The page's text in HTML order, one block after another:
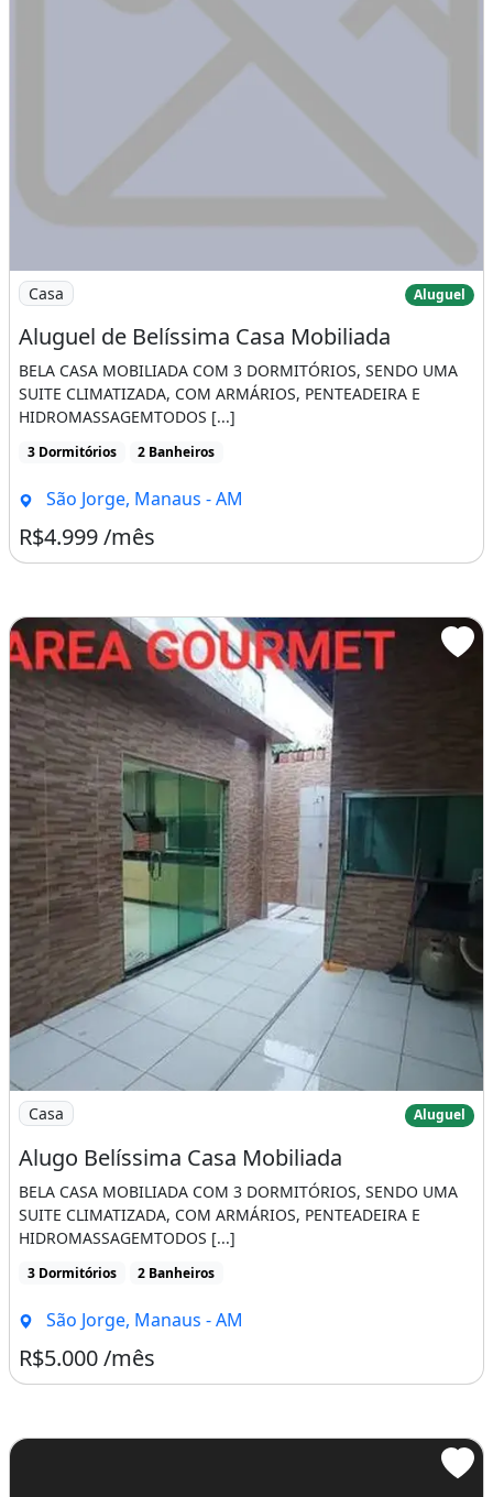
Imagem: Aluguel de Belíssima Casa Mobiliada
Casa Aluguel
Aluguel de Belíssima Casa Mobiliada
BELA CASA MOBILIADA COM 3 DORMITÓRIOS, SENDO UMA
SUITE CLIMATIZADA, COM ARMÁRIOS, PENTEADEIRA E
HIDROMASSAGEMTODOS [...]
3 Dormitórios 2 Banheiros
São Jorge, Manaus - AM
R$4.999 /mês
Imagem: Alugo Belíssima Casa Mobiliada
Casa Aluguel
Alugo Belíssima Casa Mobiliada
BELA CASA MOBILIADA COM 3 DORMITÓRIOS, SENDO UMA
SUITE CLIMATIZADA, COM ARMÁRIOS, PENTEADEIRA E
HIDROMASSAGEMTODOS [...]
3 Dormitórios 2 Banheiros
São Jorge, Manaus - AM
R$5.000 /mês